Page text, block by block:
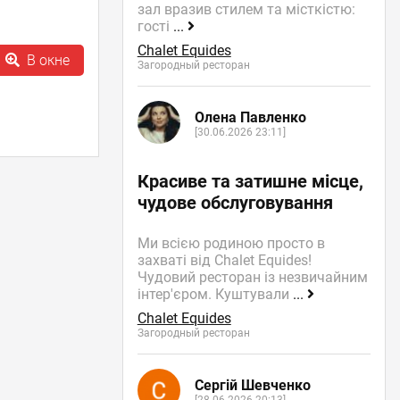
В окне
зал вразив стилем та місткістю:
гості ...
Chalet Equides
Загородный ресторан
Олена Павленко
[30.06.2026 23:11]
Красиве та затишне місце,
чудове обслуговування
Ми всією родиною просто в
захваті від Chalet Equides!
Чудовий ресторан із незвичайним
інтер'єром. Куштували ...
Chalet Equides
Загородный ресторан
Сергій Шевченко